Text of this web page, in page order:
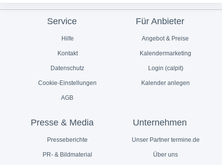
Service
Hilfe
Kontakt
Datenschutz
Cookie-Einstellungen
AGB
Für Anbieter
Angebot & Preise
Kalendermarketing
Login (calpit)
Kalender anlegen
Presse & Media
Presseberichte
PR- & Bildmaterial
Unternehmen
Unser Partner termine.de
Über uns